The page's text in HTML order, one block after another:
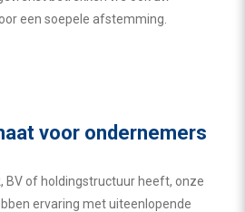
een soepele afstemming.
voor ondernemers
BV of holdingstructuur heeft, onze
ervaring met uiteenlopende